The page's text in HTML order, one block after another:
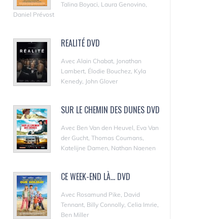
Talina Boyaci, Laura Genovino,
Daniel Prévost
REALITÉ DVD
Avec Alain Chabat, Jonathan
Lambert, Élodie Bouchez, Kyla
Kenedy, John Glover
SUR LE CHEMIN DES DUNES DVD
Avec Ben Van den Heuvel, Eva Van
der Gucht, Thomas Coumans,
Katelijne Damen, Nathan Naenen
CE WEEK-END LÀ... DVD
Avec Rosamund Pike, David
Tennant, Billy Connolly, Celia Imrie,
Ben Miller